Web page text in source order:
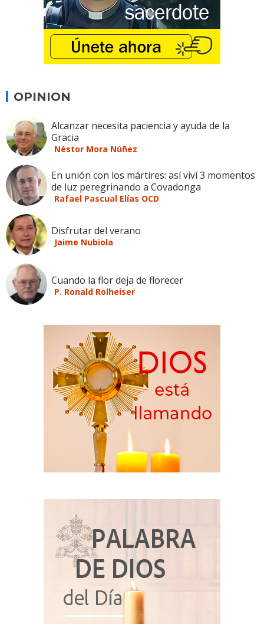
OPINION
Alcanzar necesita paciencia y ayuda de la
Gracia
Néstor Mora Núñez
En unión con los mártires: así viví 3 momentos
de luz peregrinando a Covadonga
Rafael Pascual Elías OCD
Disfrutar del verano
Jaime Nubiola
Cuando la flor deja de florecer
P. Ronald Rolheiser